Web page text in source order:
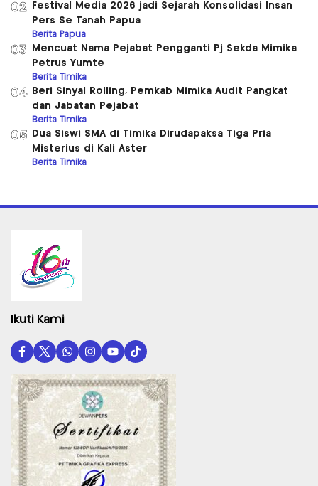
02
Festival Media 2026 jadi Sejarah Konsolidasi Insan
Pers Se Tanah Papua
Berita Papua
03
Mencuat Nama Pejabat Pengganti Pj Sekda Mimika
Petrus Yumte
Berita Timika
04
Beri Sinyal Rolling, Pemkab Mimika Audit Pangkat
dan Jabatan Pejabat
Berita Timika
05
Dua Siswi SMA di Timika Dirudapaksa Tiga Pria
Misterius di Kali Aster
Berita Timika
Ikuti Kami